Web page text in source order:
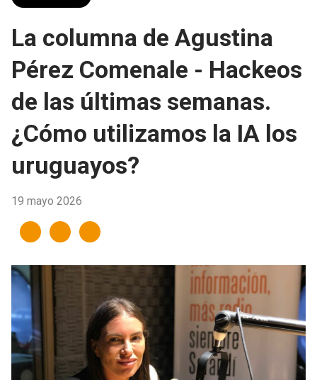
La columna de Agustina
Pérez Comenale - Hackeos
de las últimas semanas.
¿Cómo utilizamos la IA los
uruguayos?
19 mayo 2026